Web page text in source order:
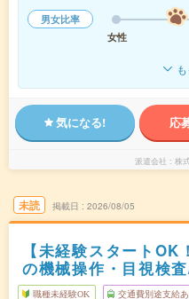
男女比率
女性
気になる! 応
派遣会社 株
未読 掲載日 2026/08/05
【未経験スタート
の機械操作・目視検
職種未経験OK 交通費別途支給あ